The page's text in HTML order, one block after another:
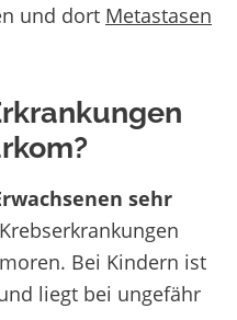
und dort Metastasen
sehr
Bei Kindern ist
liegt bei ungefähr